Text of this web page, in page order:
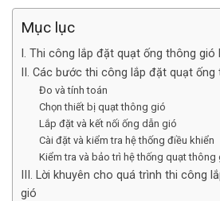
Mục lục
I. Thi công lắp đặt quạt ống thông gió
II. Các bước thi công lắp đặt quạt
Đo và tính toán
Chọn thiết bị quạt thông gió
Lắp đặt và kết nối ống dẫn gió
Cài đặt và kiểm tra hệ thống điều khiển
Kiểm tra và bảo trì hệ thống quạt thông
III. Lời khuyên cho quá trình thi công
gió